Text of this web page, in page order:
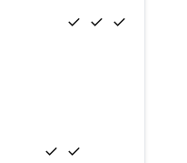
✓ ✓ ✓
✓ ✓